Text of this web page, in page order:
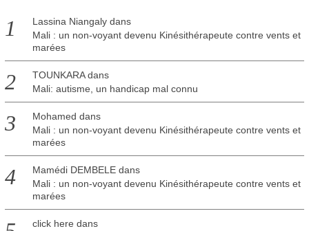
Lassina Niangalydans
Mali : un non-voyant devenu Kinésithérapeute contre vents et
marées
TOUNKARAdans
Mali: autisme, un handicap mal connu
Mohamed dans
Mali : un non-voyant devenu Kinésithérapeute contre vents et
marées
Mamédi DEMBELEdans
Mali : un non-voyant devenu Kinésithérapeute contre vents et
marées
click here dans